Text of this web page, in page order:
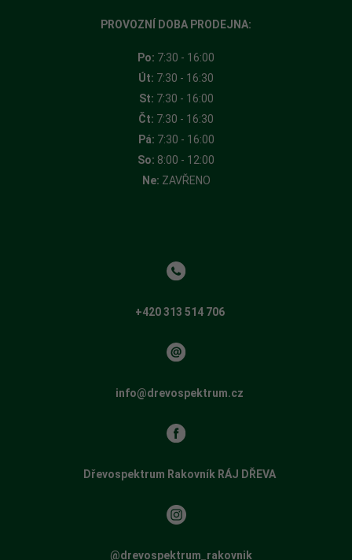
PROVOZNÍ DOBA PRODEJNA:
Po: 7:30 - 16:00
Út: 7:30 - 16:30
St: 7:30 - 16:00
Čt: 7:30 - 16:30
Pá: 7:30 - 16:00
So: 8:00 - 12:00
Ne: ZAVŘENO
+420 313 514 706
info@drevospektrum.cz
Dřevospektrum Rakovník RÁJ DŘEVA
@drevospektrum_rakovnik